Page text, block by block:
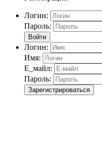
Логин:
Пароль:
Войти
Логин:
Имя:
Е_майл:
Пароль:
Зарегистрироваться